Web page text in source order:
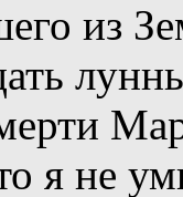
из
я не